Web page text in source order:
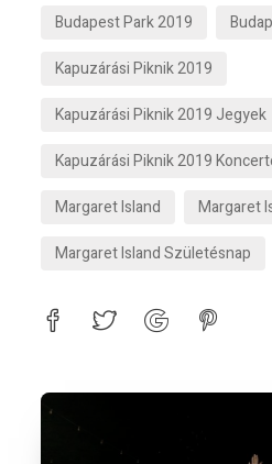
Budapest Park 2019
Kapuzárási Piknik 2019
Kapuzárási Piknik 2019 Jegyek
Kapuzárási Piknik 2019
Margaret Island
Margaret
Margaret Island Születésnap